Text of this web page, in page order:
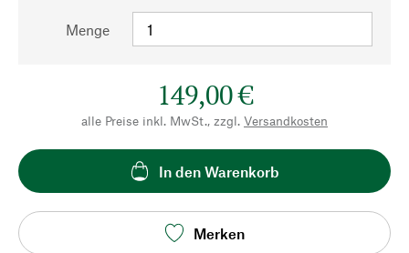
Menge
149,00 €
alle Preise inkl. MwSt., zzgl. Versandkosten
In den Warenkorb
Merken